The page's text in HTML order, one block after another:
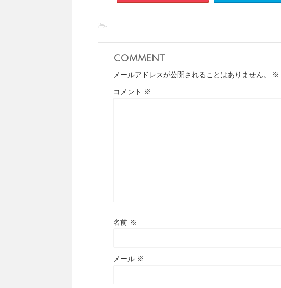
-
comment
メールアドレスが公開されることはありません。 ※
コメント ※
名前 ※
メール ※